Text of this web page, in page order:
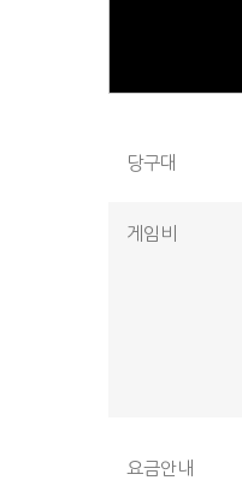
당구대
게임비
요금안내